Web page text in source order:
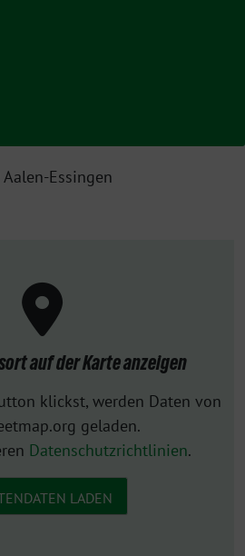
Essingen
auf der Karte anzeigen
klickst, werden Daten von
geladen.
Datenschutzrichtlinien.
LADEN